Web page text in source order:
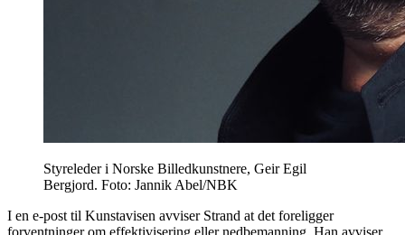
Styreleder i Norske Billedkunstnere, Geir Egil
Bergjord. Foto: Jannik Abel/NBK
I en e-post til Kunstavisen avviser Strand at det foreligger
forventninger om effektivisering eller nedbemanning. Han avviser